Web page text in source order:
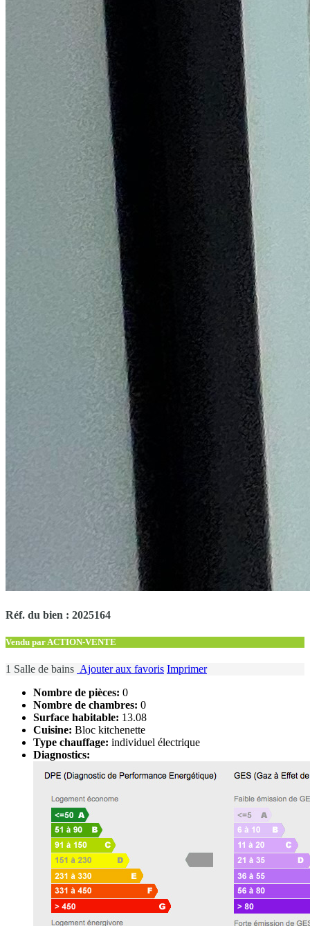
Réf. du bien : 2025164
Vendu par ACTION-VENTE
1 Salle de bains Ajouter aux favoris Imprimer
Nombre de pièces: 0
Nombre de chambres: 0
Surface habitable: 13.08
Cuisine: Bloc kitchenette
Type chauffage: individuel électrique
Diagnostics: